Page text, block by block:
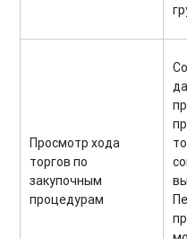
Просмотр хода
торгов по
закупочным
процедурам